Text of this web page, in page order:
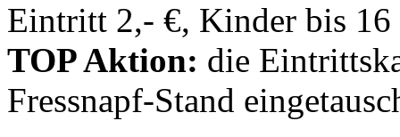
Eintritt 2,- €, Kinder bis 16
TOP Aktion: die
Fressnapf-Stand